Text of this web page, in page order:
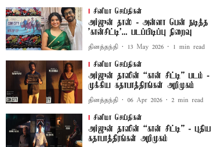
சினிமா செய்திகள்
அர்ஜுன் தாஸ் - அன்னா பென் நடித்த
'கான்சிட்டி'... படப்பிடிப்பு நிறைவு
தினத்தந்தி 13 May 2026 1 min read
சினிமா செய்திகள்
அர்ஜுன் தாஸின் “கான் சிட்டி” படம் -
முக்கிய கதாபாத்திரங்கள் அறிமுகம்
தினத்தந்தி 06 Apr 2026 2 min read
சினிமா செய்திகள்
அர்ஜுன் தாஸின் “கான் சிட்டி” - புதிய
கதாபாத்திரங்கள் அறிமுகம்